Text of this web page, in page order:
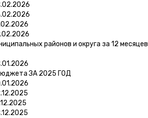
районов и округа за 12 месяцев
ЗА 2025 ГОД